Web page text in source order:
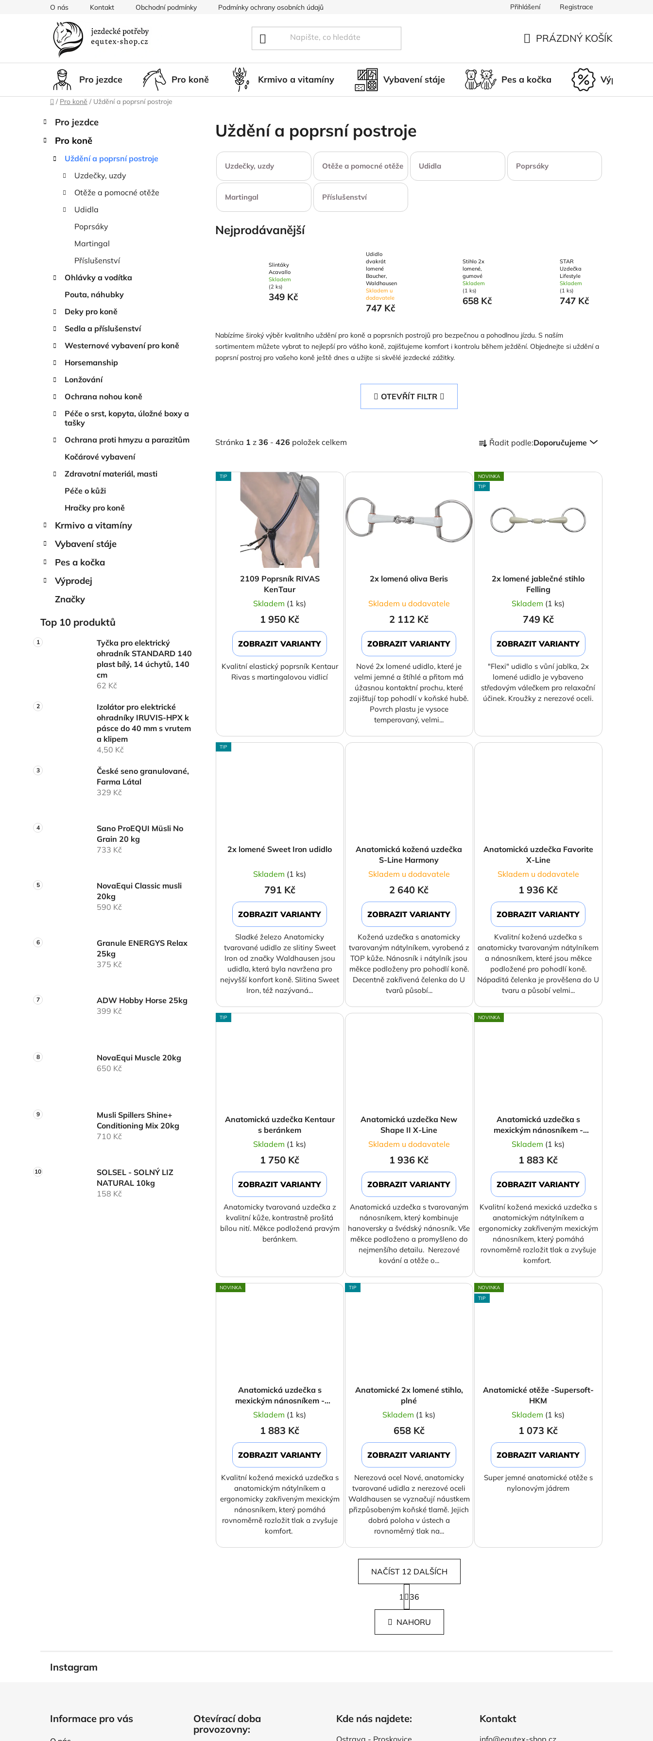
O nás Kontakt Obchodní podmínky Podmínky ochrany osobních údajů Doprava a platba Nepřevzetí zásilky
Přihlášení Registrace
KOŠÍK
PRÁZDNÝ KOŠÍK
Pro jezdce Pro koně Krmivo a vitamíny Vybavení stáje Pes a kočka Výprodej
Domů
/ Pro koně / Uždění a poprsní postroje
P
s
Přeskočit
kategorie
K
a
Pro jezdce
Pro koně
Uždění a poprsní postroje
Uzdečky, uzdy
Otěže a pomocné otěže
Udidla
Poprsáky
Martingal
Příslušenství
Ohlávky a vodítka
Pouta, náhubky
Deky pro koně
Sedla a příslušenství
Westernové vybavení pro koně
Horsemanship
Lonžování
Ochrana nohou koně
Péče o srst, kopyta, úložné boxy a
tašky
Ochrana proti hmyzu a parazitům
Kočárové vybavení
Zdravotní materiál, masti
Péče o kůži
Hračky pro koně
Krmivo a vitamíny
Vybavení stáje
Pes a kočka
Výprodej
Značky
Top 10 produktů
Tyčka pro elektrický
ohradník STANDARD 140
plast bílý, 14 úchytů, 140
cm
62 Kč
Izolátor pro elektrické
ohradníky IRUVIS-HPX k
pásce do 40 mm s vrutem
a klipem
4,50 Kč
České seno granulované,
Farma Látal
329 Kč
Sano ProEQUI Müsli No
Grain 20 kg
733 Kč
NovaEqui Classic musli
20kg
590 Kč
Granule ENERGYS Relax
25kg
375 Kč
ADW Hobby Horse 25kg
399 Kč
NovaEqui Muscle 20kg
650 Kč
Musli Spillers Shine+
Conditioning Mix 20kg
710 Kč
SOLSEL - SOLNÝ LIZ
NATURAL 10kg
158 Kč
Uždění a poprsní postroje
Uzdečky, uzdy Otěže a pomocné otěže Udidla Poprsáky
Martingal Příslušenství
Nejprodávanější
Slintáky
Acavallo
Skladem
(2 ks)
349 Kč
Udidlo
dvakrát
lomené
Baucher,
Waldhausen
Skladem u
dodavatele
747 Kč
Stihlo 2x
lomené,
gumové
Skladem
(1 ks)
658 Kč
STAR
Uzdečka
Lifestyle
Skladem
(1 ks)
747 Kč
Nabízíme široký výběr kvalitního uždění pro koně a poprsních postrojů pro bezpečnou a pohodlnou jízdu. S naším
sortimentem můžete vybrat to nejlepší pro vášho koně, zajišťujeme komfort i kontrolu během ježdění. Objednejte si uždění a
poprsní postroj pro vašeho koně ještě dnes a užijte si skvělé jezdecké zážitky.
OTEVŘÍT FILTR
Stránka 1 z 36 - 426 položek celkem
a
e
n
Řadit podle:Doporučujeme
V
ý
TIP
2109 Poprsník RIVAS
KenTaur
Skladem (1 ks)
1 950 Kč
ZOBRAZIT VARIANTY
Kvalitní elastický poprsník Kentaur
Rivas s martingalovou vidlicí
2x lomená oliva Beris
Skladem u dodavatele
2 112 Kč
ZOBRAZIT VARIANTY
Nové 2x lomené udidlo, které je
velmi jemné a štíhlé a přitom má
úžasnou kontaktní prochu, které
zajišťují top pohodlí v koňské hubě.
Povrch plastu je vysoce
temperovaný, velmi...
NOVINKA
TIP
2x lomené jablečné stihlo
Felling
Skladem (1 ks)
749 Kč
ZOBRAZIT VARIANTY
"Flexi" udidlo s vůní jablka, 2x
lomené udidlo je vybaveno
středovým válečkem pro relaxační
účinek. Kroužky z nerezové oceli.
TIP
2x lomené Sweet Iron udidlo
Skladem (1 ks)
791 Kč
ZOBRAZIT VARIANTY
Sladké železo Anatomicky
tvarované udidlo ze slitiny Sweet
Iron od značky Waldhausen jsou
udidla, která byla navržena pro
nejvyšší konfort koně. Slitina Sweet
Iron, též nazývaná...
Anatomická kožená uzdečka
S-Line Harmony
Skladem u dodavatele
2 640 Kč
ZOBRAZIT VARIANTY
Kožená uzdečka s anatomicky
tvarovaným nátylníkem, vyrobená z
TOP kůže. Nánosník i nátylník jsou
měkce podloženy pro pohodlí koně.
Decentně zakřivená čelenka do U
tvarů působí...
Anatomická uzdečka Favorite
X-Line
Skladem u dodavatele
1 936 Kč
ZOBRAZIT VARIANTY
Kvalitní kožená uzdečka s
anatomicky tvarovaným nátylníkem
a nánosníkem, které jsou měkce
podložené pro pohodlí koně.
Nápaditá čelenka je prověšena do U
tvaru a působí velmi...
TIP
Anatomická uzdečka Kentaur
s beránkem
Skladem (1 ks)
1 750 Kč
ZOBRAZIT VARIANTY
Anatomicky tvarovaná uzdečka z
kvalitní kůže, kontrastně prošitá
bílou nití. Měkce podložená pravým
beránkem.
Anatomická uzdečka New
Shape II X-Line
Skladem u dodavatele
1 936 Kč
ZOBRAZIT VARIANTY
Anatomická uzdečka s tvarovaným
nánosníkem, který kombinuje
hanoversky a švédský nánosník. Vše
měkce podloženo a promyšleno do
nejmenšího detailu. Nerezové
kování a otěže o...
NOVINKA
Anatomická uzdečka s
mexickým nánosníkem -
Supreme Black
Skladem (1 ks)
1 883 Kč
ZOBRAZIT VARIANTY
Kvalitní kožená mexická uzdečka s
anatomickým nátylníkem a
ergonomicky zakřiveným mexickým
nánosníkem, který pomáhá
rovnoměrně rozložit tlak a zvyšuje
komfort.
NOVINKA
Anatomická uzdečka s
mexickým nánosníkem -
Supreme Brown
Skladem (1 ks)
1 883 Kč
ZOBRAZIT VARIANTY
Kvalitní kožená mexická uzdečka s
anatomickým nátylníkem a
ergonomicky zakřiveným mexickým
nánosníkem, který pomáhá
rovnoměrně rozložit tlak a zvyšuje
komfort.
TIP
Anatomické 2x lomené stihlo,
plné
Skladem (1 ks)
658 Kč
ZOBRAZIT VARIANTY
Nerezová ocel Nové, anatomicky
tvarované udidla z nerezové oceli
Waldhausen se vyznačují náustkem
přizpůsobeným koňské tlamě. Jejich
dobrá poloha v ústech a
rovnoměrný tlak na...
NOVINKA
TIP
Anatomické otěže -Supersoft-
HKM
Skladem (1 ks)
1 073 Kč
ZOBRAZIT VARIANTY
Super jemné anatomické otěže s
nylonovým jádrem
O
v
l
á
k
NAČÍST 12 DALŠÍCH
S
t
r
n
k
1 36
NAHORU
Instagram
Informace pro vás
Otevírací doba
provozovny:
Kde nás najdete: Kontakt